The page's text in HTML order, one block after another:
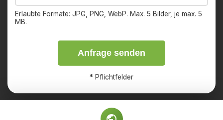
Erlaubte Formate: JPG, PNG, WebP. Max. 5 Bilder, je max. 5
MB.
Anfrage senden
* Pflichtfelder